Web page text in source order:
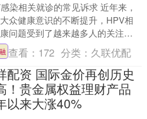
染相关就诊的常见诉求 近年来，
众健康意识的不断提升，HPV相
问题受到了越来越多人的关注。
的HPV感染、HPV阳性，到需要
高危....
查看： 172 分类： 久联优配
配资 国际金价再创历史
！贵金属权益理财产品
以来大涨40%